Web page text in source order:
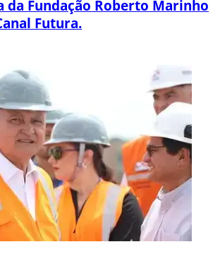
da Fundação Roberto Marinho
Futura.